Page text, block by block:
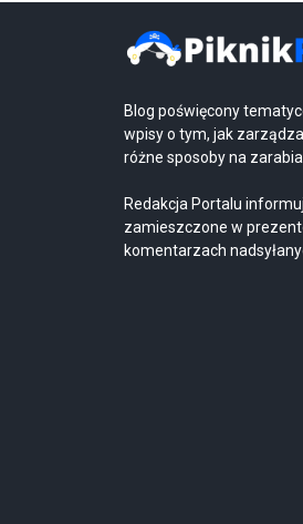
Blog poświęcony
wpisy o tym, jak
różne sposoby na
Redakcja Portalu
zamieszczone w
komentarzach